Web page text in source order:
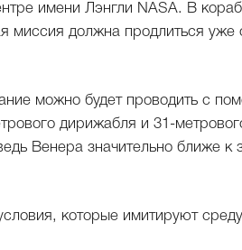
имени Лэнгли NASA. В
миссия должна продлиться уже
можно будет проводить с
дирижабля и 31-
Венера значительно ближе к
которые имитируют